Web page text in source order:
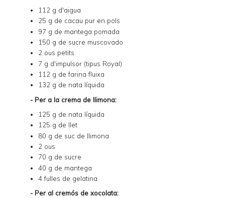
112 g d'aigua
25 g de cacau pur en pols
97 g de mantega pomada
150 g de sucre muscovado
2 ous petits
7 g d'impulsor (tipus Royal)
112 g de farina fluixa
132 g de nata líquida
- Per a la crema de llimona:
125 g de nata líquida
125 g de llet
80 g de suc de llimona
2 ous
70 g de sucre
40 g de mantega
4 fulles de gelatina
- Per al cremós de xocolata: